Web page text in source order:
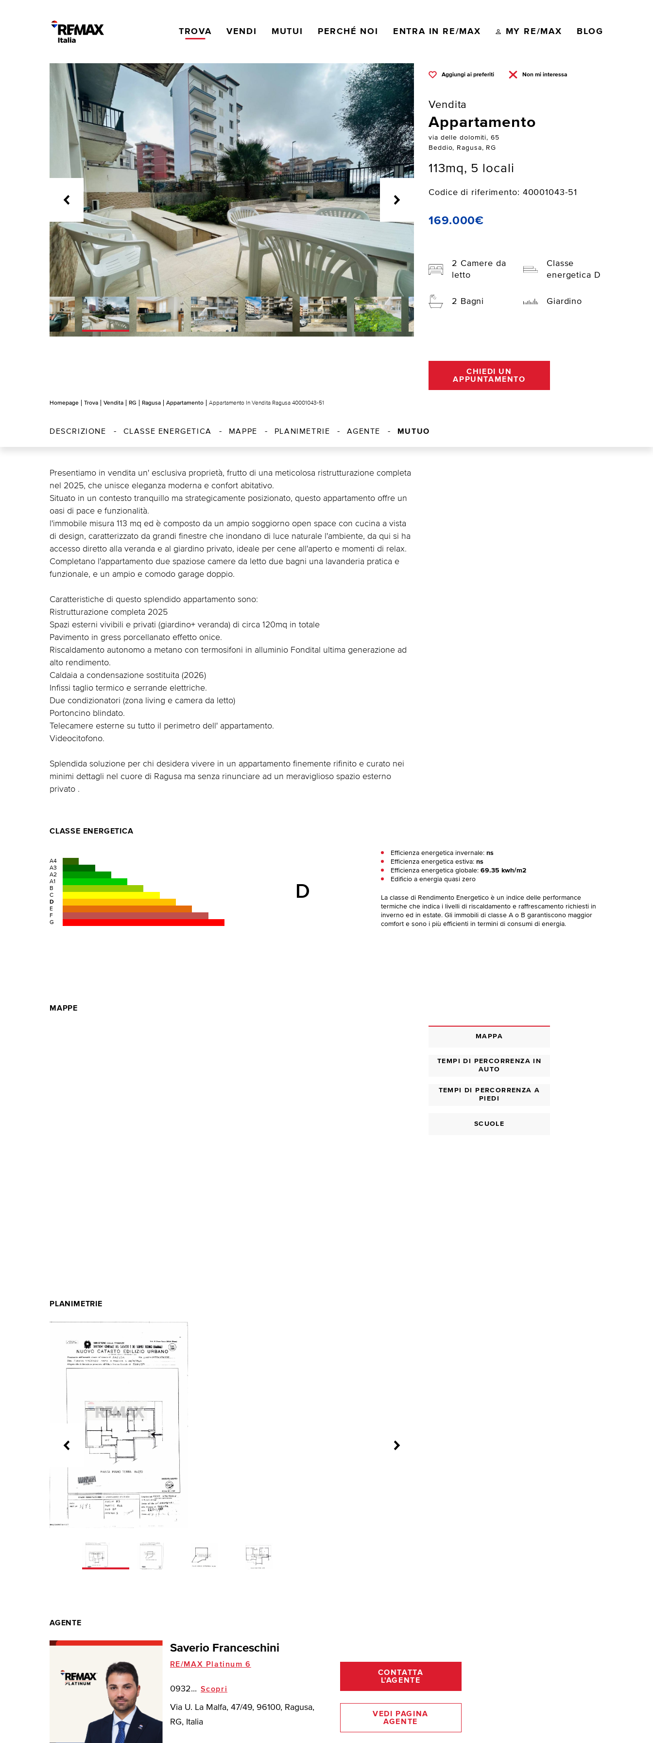
TROVA VENDI MUTUI PERCHÉ NOI ENTRA IN RE/MAX MY RE/MAX BLOG
Aggiungi ai preferiti Non mi interessa
Vendita
Appartamento
via delle dolomiti, 65
Beddio, Ragusa, RG
113mq, 5 locali
Codice di riferimento: 40001043-51
169.000€
2 Camere da
letto
Classe
energetica D
2 Bagni Giardino
CHIEDI UN
APPUNTAMENTO
Homepage Trova Vendita RG Ragusa Appartamento Appartamento In Vendita Ragusa 40001043-51
DESCRIZIONE CLASSE ENERGETICA MAPPE PLANIMETRIE AGENTE MUTUO
Presentiamo in vendita un' esclusiva proprietà, frutto di una meticolosa ristrutturazione completa
nel 2025, che unisce eleganza moderna e confort abitativo.
Situato in un contesto tranquillo ma strategicamente posizionato, questo appartamento offre un
oasi di pace e funzionalità.
l'immobile misura 113 mq ed è composto da un ampio soggiorno open space con cucina a vista
di design, caratterizzato da grandi finestre che inondano di luce naturale l'ambiente, da qui si ha
accesso diretto alla veranda e al giardino privato, ideale per cene all'aperto e momenti di relax.
Completano l'appartamento due spaziose camere da letto due bagni una lavanderia pratica e
funzionale, e un ampio e comodo garage doppio.
Caratteristiche di questo splendido appartamento sono:
Ristrutturazione completa 2025
Spazi esterni vivibili e privati (giardino+ veranda) di circa 120mq in totale
Pavimento in gress porcellanato effetto onice.
Riscaldamento autonomo a metano con termosifoni in alluminio Fondital ultima generazione ad
alto rendimento.
Caldaia a condensazione sostituita (2026)
Infissi taglio termico e serrande elettriche.
Due condizionatori (zona living e camera da letto)
Portoncino blindato.
Telecamere esterne su tutto il perimetro dell' appartamento.
Videocitofono.
Splendida soluzione per chi desidera vivere in un appartamento finemente rifinito e curato nei
minimi dettagli nel cuore di Ragusa ma senza rinunciare ad un meraviglioso spazio esterno
privato .
CLASSE ENERGETICA
A4
A3
A2
A1
B
C
D
E
F
G
D
Efficienza energetica invernale:ns
Efficienza energetica estiva:ns
Efficienza energetica globale:69.35 kwh/m2
Edificio a energia quasi zero
La classe di Rendimento Energetico è un indice delle performance
termiche che indica i livelli di riscaldamento e raffrescamento richiesti in
inverno ed in estate. Gli immobili di classe A o B garantiscono maggior
comfort e sono i più efficienti in termini di consumi di energia.
MAPPE
MAPPA
TEMPI DI PERCORRENZA IN
AUTO
TEMPI DI PERCORRENZA A
PIEDI
SCUOLE
PLANIMETRIE
AGENTE
Saverio Franceschini
RE/MAX Platinum 6
0932... Scopri
Via U. La Malfa, 47/49, 96100, Ragusa,
RG, Italia
CONTATTA
L'AGENTE
VEDI PAGINA
AGENTE